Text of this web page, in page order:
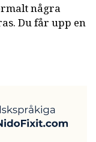
några
Du får upp en